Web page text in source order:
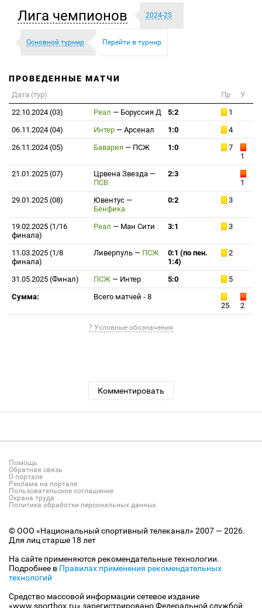
Лига чемпионов 2024-25
Основной турнир Перейти в турнир
ПРОВЕДЕННЫЕ МАТЧИ
Дата (тур) Пр
У
22.10.2024 (03)
Реал — Боруссия Д 5:2
1
06.11.2024 (04)
Интер — Арсенал 1:0
4
26.11.2024 (05)
Бавария — ПСЖ 1:0
7
1
21.01.2025 (07)
Црвена Звезда —
ПСВ
2:3
1
29.01.2025 (08)
Ювентус —
Бенфика
0:2 3
19.02.2025 (1/16
финала)
Реал — Ман Сити 3:1 3
11.03.2025 (1/8
финала)
Ливерпуль — ПСЖ
0:1 (по пен.
1:4)
2
31.05.2025 (Финал) ПСЖ — Интер 5:0
5
Сумма:
Всего матчей - 8
25
2
? Условные обозначения
Комментировать
Помощь
Обратная связь
О портале
Реклама на портале
Пользовательское соглашение
Охрана труда
Политика обработки персональных данных
© ООО «Национальный спортивный телеканал» 2007 — 2026.
Для лиц старше 18 лет
На сайте применяются рекомендательные технологии.
Подробнее в Правилах применения рекомендательных
технологий
Средство массовой информации сетевое издание
«www.sportbox.ru» зарегистрировано Федеральной службой